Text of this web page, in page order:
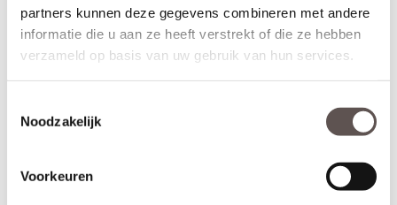
partners kunnen deze gegevens combineren met andere
informatie die u aan ze heeft verstrekt of die ze hebben
verzameld op basis van uw gebruik van hun services.
Noodzakelijk
Voorkeuren
* Krukbediende 3-puntsluiting(achterdeur)
Geschikt voor buitendeuren waarbij aan de buitenzijde en
binnenzijde een deurkrukwordt gemonteerd. Krukbediende
Voordeuren worden afgehangen met scharnieren die met
schroeven zowel in de deur als op het kozijn worden gemonteerd.
kogellagerscharnierenaan